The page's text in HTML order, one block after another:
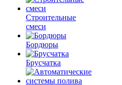
Строительные
смеси
Бордюры
Брусчатка